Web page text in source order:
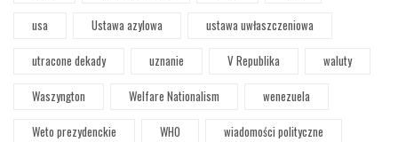
usa
Ustawa azylowa
ustawa uwłaszczeniowa
utracone dekady
uznanie V Republika
waluty
Waszyngton
Welfare Nationalism
wenezuela
Weto prezydenckie
WHO
wiadomości polityczne